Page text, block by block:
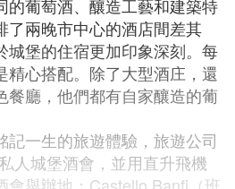
的葡萄酒、釀造工藝和建築特
了兩晚市中心的酒店間差其
城堡的住宿更加印象深刻。每
精心搭配。除了大型酒庄，還
餐廳，他們都有自家釀造的葡
記一生的旅遊體驗，旅遊公司
人城堡酒會，並用直升飛機